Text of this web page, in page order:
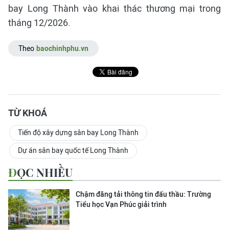
bay Long Thành vào khai thác thương mại trong
tháng 12/2026.
Theo baochinhphu.vn
TỪ KHOÁ
Tiến độ xây dựng sân bay Long Thành
Dự án sân bay quốc tế Long Thành
ĐỌC NHIỀU
Chậm đăng tải thông tin đấu thầu: Trường
Tiểu học Vạn Phúc giải trình